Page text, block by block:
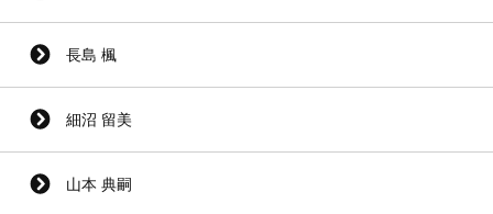
長島 楓
細沼 留美
山本 典嗣